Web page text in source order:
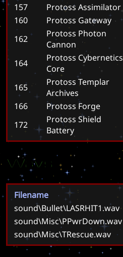
157
Protoss Assimilator
160
Protoss Gateway
162
Protoss Photon
Cannon
164
Protoss Cybernetics
Core
165
Protoss Templar
Archives
166
Protoss Forge
172
Protoss Shield
Battery
Wavs
Filename
sound\Bullet\LASRHIT1.wav
sound\Misc\PPwrDown.wav
sound\Misc\TRescue.wav